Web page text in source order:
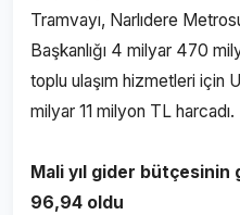
Tramvayı, Narlıdere
Başkanlığı 4 milyar 470
toplu ulaşım hizmetleri için
milyar 11 milyon TL harcadı.
Mali yıl gider bütçesinin
96,94 oldu